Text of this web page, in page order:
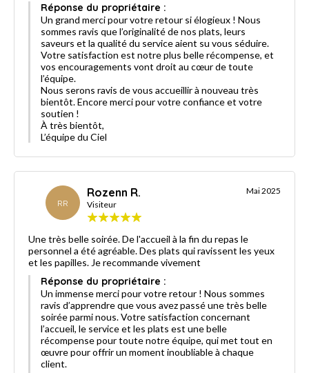
Réponse du propriétaire :
Un grand merci pour votre retour si élogieux ! Nous
sommes ravis que l’originalité de nos plats, leurs
saveurs et la qualité du service aient su vous séduire.
Votre satisfaction est notre plus belle récompense, et
vos encouragements vont droit au cœur de toute
l’équipe.
Nous serons ravis de vous accueillir à nouveau très
bientôt. Encore merci pour votre confiance et votre
soutien !
À très bientôt,
L’équipe du Ciel
RR
Rozenn R.
Visiteur
Mai 2025
Une très belle soirée. De l'accueil à la fin du repas le
personnel a été agréable. Des plats qui ravissent les yeux
et les papilles. Je recommande vivement
Réponse du propriétaire :
Un immense merci pour votre retour ! Nous sommes
ravis d’apprendre que vous avez passé une très belle
soirée parmi nous. Votre satisfaction concernant
l’accueil, le service et les plats est une belle
récompense pour toute notre équipe, qui met tout en
œuvre pour offrir un moment inoubliable à chaque
client.